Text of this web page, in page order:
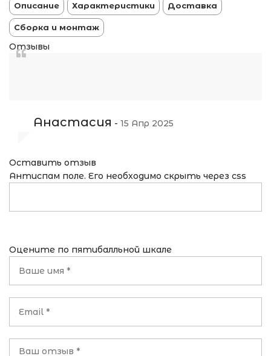
Описание Характеристики Доставка
Сборка и монтаж
Отзывы
Анастасия - 15 Апр 2025
Оставить отзыв
Антиспам поле. Его необходимо скрыть через css
Оцените по пятибалльной шкале